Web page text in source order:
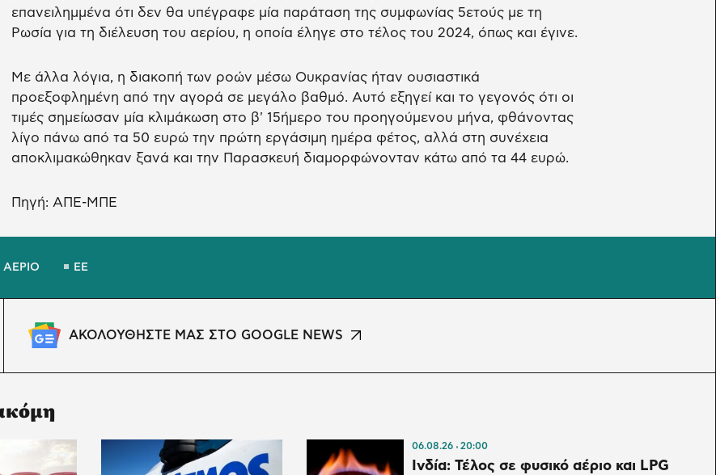
επανειλημμένα ότι δεν θα υπέγραφε μία παράταση της συμφωνίας 5ετούς με τη
Ρωσία για τη διέλευση του αερίου, η οποία έληγε στο τέλος του 2024, όπως και έγινε.
Με άλλα λόγια, η διακοπή των ροών μέσω Ουκρανίας ήταν ουσιαστικά
προεξοφλημένη από την αγορά σε μεγάλο βαθμό. Αυτό εξηγεί και το γεγονός ότι οι
τιμές σημείωσαν μία κλιμάκωση στο β' 15ήμερο του προηγούμενου μήνα, φθάνοντας
λίγο πάνω από τα 50 ευρώ την πρώτη εργάσιμη ημέρα φέτος, αλλά στη συνέχεια
αποκλιμακώθηκαν ξανά και την Παρασκευή διαμορφώνονταν κάτω από τα 44 ευρώ.
Πηγή: ΑΠΕ-ΜΠΕ
ΑΕΡΙΟ ΕΕ
ΑΚΟΛΟΥΘΗΣΤΕ ΜΑΣ ΣΤΟ GOOGLE NEWS
06.08.26 20:00
Ινδία: Τέλος σε φυσικό αέριο και LPG